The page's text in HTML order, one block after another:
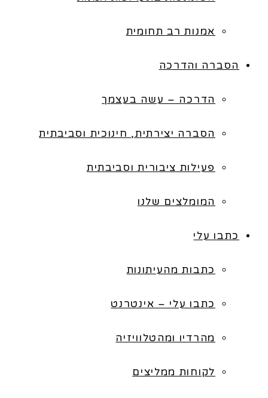
אמנות רב תחומית
הסברה והדרכה
הדרכה – עשה בעצמך
הסברה יצירתית, חינוכית וסביבתית
פעילות ציבורית וסביבתית
המומלצים שלנו
כתבו עלי
כתבות מהעיתונות
כתבו עלי – אינטרנט
מהרדיו ומהטלוויזיה
לקוחות ממליצים